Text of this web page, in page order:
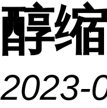
醇
2023-